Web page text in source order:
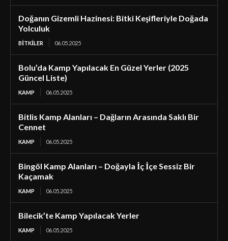
Doğanın Gizemli Hazinesi: Bitki Keşifleriyle Doğada
Yolculuk
BİTKİLER 06.05.2025
Bolu’da Kamp Yapılacak En Güzel Yerler (2025
Güncel Liste)
KAMP 06.05.2025
Bitlis Kamp Alanları – Dağların Arasında Saklı Bir
Cennet
KAMP 06.05.2025
Bingöl Kamp Alanları – Doğayla İç İçe Sessiz Bir
Kaçamak
KAMP 06.05.2025
Bilecik’te Kamp Yapılacak Yerler
KAMP 06.05.2025